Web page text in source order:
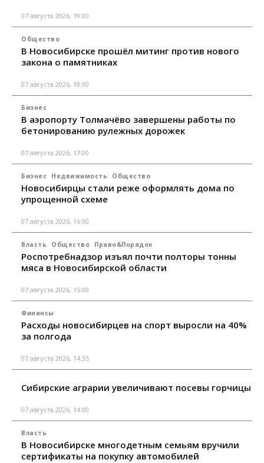
07 августа 2026, 19:00
Общество
В Новосибирске прошёл митинг против нового
закона о памятниках
07 августа 2026, 18:00
Бизнес
В аэропорту Толмачёво завершены работы по
бетонированию рулежных дорожек
07 августа 2026, 17:00
Бизнес Недвижимость Общество
Новосибирцы стали реже оформлять дома по
упрощенной схеме
07 августа 2026, 16:00
Власть Общество Право&Порядок
Роспотребнадзор изъял почти полторы тонны
мяса в Новосибирской области
07 августа 2026, 15:00
Финансы
Расходы новосибирцев на спорт выросли на 40%
за полгода
07 августа 2026, 14:35
Сибирские аграрии увеличивают посевы горчицы
07 августа 2026, 14:00
Власть
В Новосибирске многодетным семьям вручили
сертификаты на покупку автомобилей